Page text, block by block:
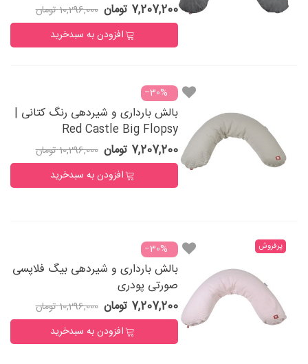
7,207,200 تومان
10,296,000 تومان
افزودن به سبدخرید
‎−30%
بالش بارداری و شیردهی رنگ کتانی |
Red Castle Big Flopsy
7,207,200 تومان
10,296,000 تومان
افزودن به سبدخرید
پرفروش ‎−30%
بالش بارداری و شیردهی بیگ فلاپسی
صورتی پودری
7,207,200 تومان
10,296,000 تومان
افزودن به سبدخرید